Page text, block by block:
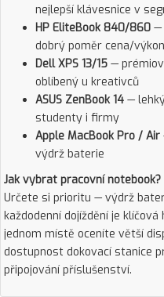
nejlepší klávesnice v
HP EliteBook 840/860 —
dobrý poměr cena/výkon
Dell XPS 13/15 —
oblíbený u kreativců
ASUS ZenBook 14 —
studenty i firmy
Apple MacBook Pro / Air
výdrž baterie
Jak vybrat pracovní notebook?
Určete si prioritu — výdrž
každodenní dojíždění je
jednom místě oceníte větší
dostupnost dokovací stanice
připojování příslušenství.